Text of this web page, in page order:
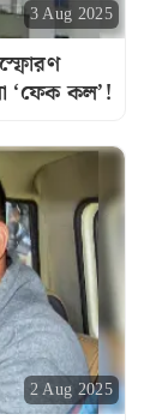
3 Aug 2025
‘ফেক কল’!
2 Aug 2025